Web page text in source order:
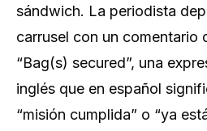
sándwich. La periodista
carrusel con un comentario
“Bag(s) secured”, una
inglés que en español
“misión cumplida” o “ya